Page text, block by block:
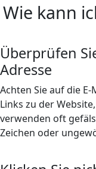
Wie kann
Überprüfen
Adresse
Achten Sie auf die
Links zu der
verwenden oft
Zeichen oder